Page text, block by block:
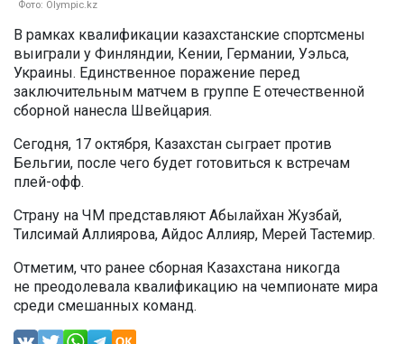
Фото: Olympic.kz
В рамках квалификации казахстанские спортсмены
выиграли у Финляндии, Кении, Германии, Уэльса,
Украины. Единственное поражение перед
заключительным матчем в группе Е отечественной
сборной нанесла Швейцария.
Сегодня, 17 октября, Казахстан сыграет против
Бельгии, после чего будет готовиться к встречам
плей-офф.
Страну на ЧМ представляют Абылайхан Жузбай,
Тилсимай Аллиярова, Айдос Аллияр, Мерей Тастемир.
Отметим, что ранее сборная Казахстана никогда
не преодолевала квалификацию на чемпионате мира
среди смешанных команд.